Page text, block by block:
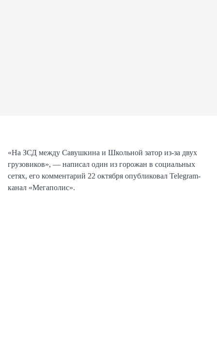
«На ЗСД между Савушкина и Школьной затор из-за двух
грузовиков», — написал один из горожан в социальных
сетях, его комментарий 22 октября опубликовал Telegram-
канал «Мегаполис».